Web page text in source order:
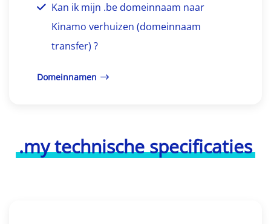
Kan ik mijn .be domeinnaam naar
Kinamo verhuizen (domeinnaam
transfer) ?
Domeinnamen
.my technische specificaties